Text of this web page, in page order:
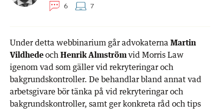
6
7
Under detta webbinarium går advokaterna Martin
Vildhedeoch Henrik Almströmvid Morris Law
igenom vad som gäller vid rekryteringar och
bakgrundskontroller. De behandlar bland annat vad
arbetsgivare bör tänka på vid rekryteringar och
bakgrundskontroller, samt ger konkreta råd och tips